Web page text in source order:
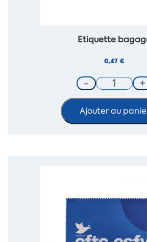
Etiquette
0,47€
Ajouter au